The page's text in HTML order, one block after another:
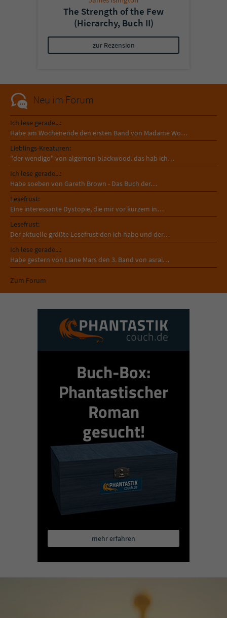
The Strength of the Few
(Hierarchy, Buch II)
zur Rezension
Neu im Forum
Ich lese gerade...:
Habe am Wochenende den ersten Band von Madame Wo…
Lieblings-Kreaturen:
"der wendigo" von algernon blackwood. das hab ich…
Ich lese gerade...:
Habe soeben von Gareth Brown - Das Buch der…
Lesefrust:
Eine interessante Dystopie, die mir vor kurzem in…
Lesefrust:
Der aktuelle größte Lesefrust den ich habe und der…
Ich lese gerade...:
Habe gestern von Liane Mars den 3. Band von asrai…
Zum Forum
Buch-Box:
Phantastischer
Roman
gesucht!
mehr erfahren